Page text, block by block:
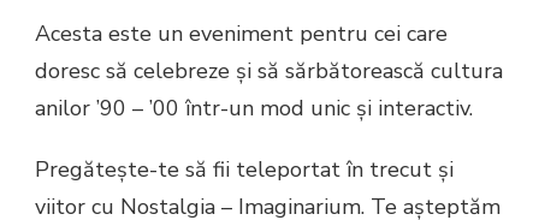
Acesta este un eveniment pentru cei care
doresc să celebreze și să sărbătorească cultura
anilor ’90 – ’00 într-un mod unic și interactiv.
Pregătește-te să fii teleportat în trecut și
viitor cu Nostalgia – Imaginarium. Te așteptăm